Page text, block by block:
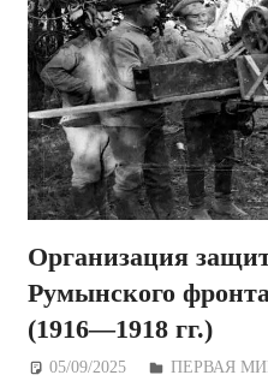
Организация
Румынского фронта
(1916—1918 гг.)
05/09/2025 Дежурный по
ПЕРВАЯ